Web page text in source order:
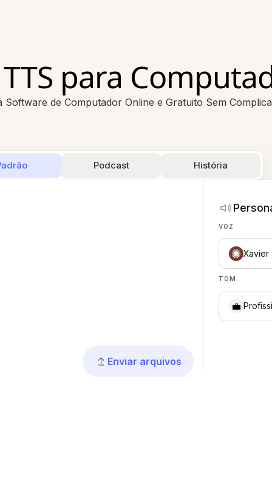
para
Software de Computador Online e Gratuito Sem
Podcast História
Enviar arquivos
VOZ
Xavier
TOM
💼